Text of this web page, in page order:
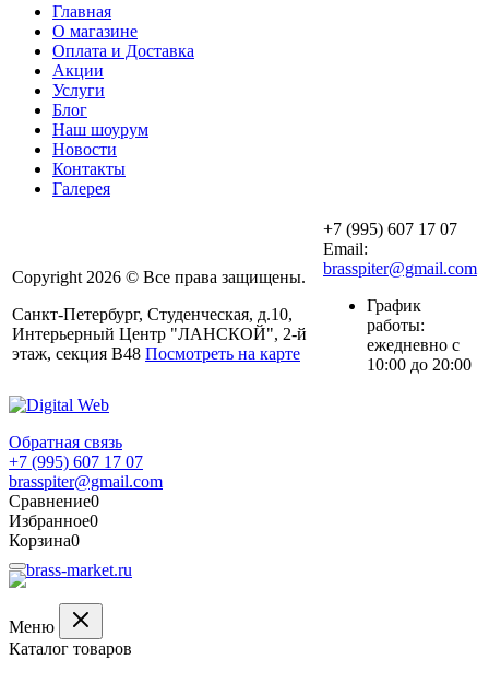
Главная
О магазине
Оплата и Доставка
Акции
Услуги
Блог
Наш шоурум
Новости
Контакты
Галерея
Copyright 2026 © Все права защищены.
Санкт-Петербург, Студенческая, д.10,
Интерьерный Центр "ЛАНСКОЙ", 2-й
этаж, секция В48 Посмотреть на карте
+7 (995) 607 17 07
Email:
brasspiter@gmail.com
График
работы:
ежедневно с
10:00 до 20:00
Обратная связь
+7 (995) 607 17 07
brasspiter@gmail.com
Сравнение0
Избранное0
Корзина0
Меню
Каталог товаров